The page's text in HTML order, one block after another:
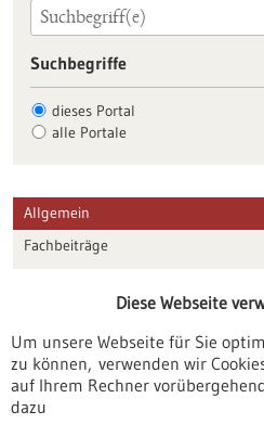
Suchbegriffe
dieses Portal
alle Portale
Allgemein
Fachbeiträge
Veranstaltungen
Erscheinungsdatum
Diese Webseite
Um unsere Webseite für Sie
zu können, verwenden wir
auf Ihrem Rechner
dazu